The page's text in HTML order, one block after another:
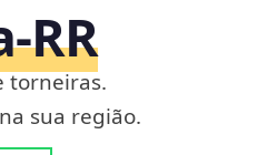
torneiras.
sua região.